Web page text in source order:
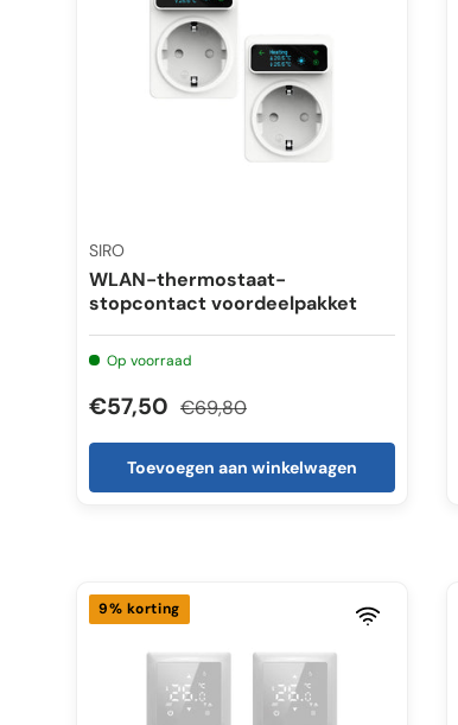
SIRO
WLAN-thermostaat-
stopcontact voordeelpakket
Op voorraad
€57,50 €69,80
Toevoegen aan winkelwagen
9% korting